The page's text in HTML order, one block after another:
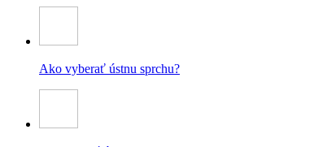
Ako vyberať ústnu sprchu?